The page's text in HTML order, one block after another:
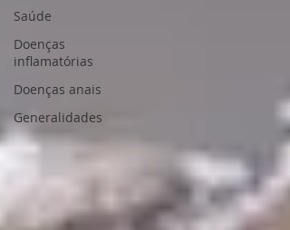
Saúde
Doenças
inflamatórias
Doenças anais
Generalidades